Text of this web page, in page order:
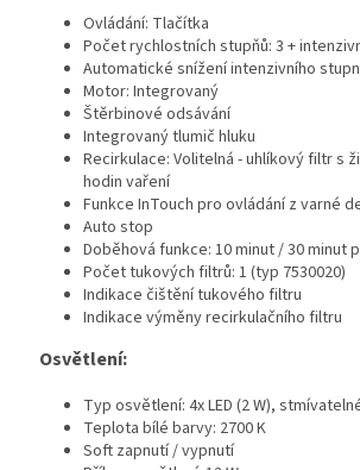
Ovládání: Tlačítka
Počet rychlostních stupňů: 3 +
Automatické snížení intenzivního
Motor: Integrovaný
Štěrbinové odsávání
Integrovaný tlumič hluku
Recirkulace: Volitelná - uhlíkový filtr s
hodin vaření
Funkce InTouch pro ovládání z varné
Auto stop
Doběhová funkce: 10 minut / 30 minut
Počet tukových filtrů: 1 (typ 7530020)
Indikace čištění tukového filtru
Indikace výměny recirkulačního filtru
Osvětlení:
Typ osvětlení: 4x LED (2 W),
Teplota bílé barvy: 2700 K
Soft zapnutí / vypnutí